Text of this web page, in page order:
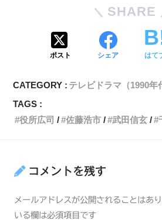
SHARE
ポスト シェア はて
CATEGORY : テレビドラマ（1990年
TAGS :
役所広司
佐藤浩市 武田信玄
コメントを残す
メールアドレスが公開されることはあり
いる欄は必須項目です